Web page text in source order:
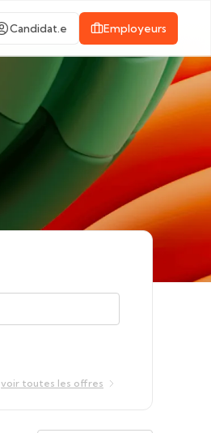
Candidat.e Employeurs
voir toutes les offres